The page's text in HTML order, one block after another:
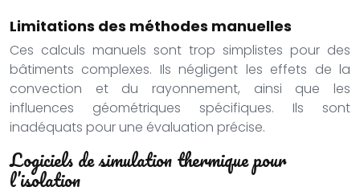
Limitations des méthodes manuelles
Ces calculs manuels sont trop simplistes pour des
bâtiments complexes. Ils négligent les effets de la
convection et du rayonnement, ainsi que les
influences géométriques spécifiques. Ils sont
inadéquats pour une évaluation précise.
Logiciels de simulation thermique pour
l’isolation